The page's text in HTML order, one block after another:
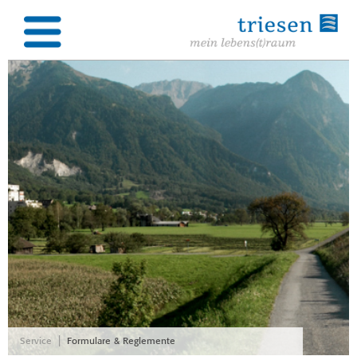
Service Formulare & Reglemente